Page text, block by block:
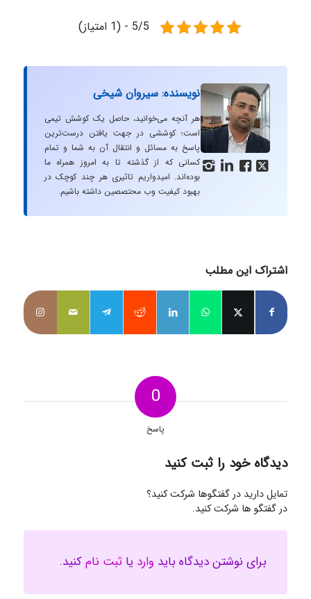
5/5 - (1 امتیاز)
   
نویسنده: سیروان شیخی
هر آنچه می‌خوانید، حاصل یک کوشش تیمی
است؛ کوششی در جهت یافتن درست‌ترین
پاسخ به مسائل و انتقال آن به شما و تمام
کسانی که از گذشته تا به امروز همراه ما
بوده‌اند. امیدواریم تاثیری هر چند کوچک در
بهبود کیفیت وب محتصصین داشته باشیم.
اشتراک این مطلب
0
پاسخ
دیدگاه خود را ثبت کنید
تمایل دارید در گفتگوها شرکت کنید؟
در گفتگو ها شرکت کنید.
برای نوشتن دیدگاه باید وارد یا ثبت نامکنید.